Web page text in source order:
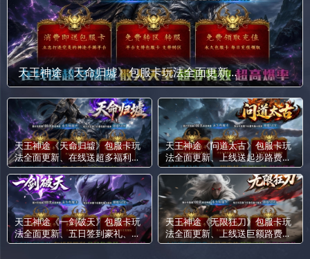
天王神途《天命归墟》包服卡玩法全面更新、在线送超多福利、散人天堂、超多特效、超高爆率（剑魂洗练特色玩法邀你来战）
天王神途《天命归墟》包服卡玩
法全面更新、在线送超多福利、
散人天堂、超多特效、超高爆率
（剑魂洗练特色玩法邀你来战）
天王神途《问道太古》包服卡玩
法全面更新、上线送起步路费、
一切靠打、超多玩法、草根消费
（成长神器特色玩法邀你来战）
天王神途《一剑破天》包服卡玩
法全面更新、五日签到豪礼、在
线领福利、会员免费打、散人追
天王神途《无限狂刀》包服卡玩
法全面更新、上线送巨额路费、
小怪爆充值、赞助可打、丝滑无